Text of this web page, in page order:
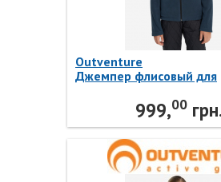
Outventure
Джемпер флисовый для
Outventure999,00